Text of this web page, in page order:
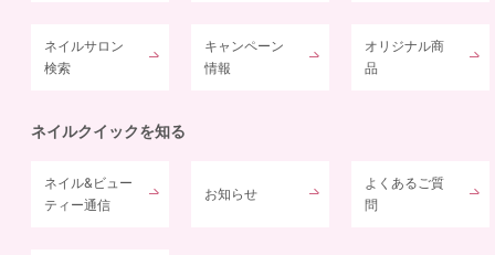
ネイルサロン
検索
キャンペーン
情報
オリジナル商
品
ネイルクイックを知る
ネイル&ビュー
ティー通信
お知らせ
よくあるご質
問